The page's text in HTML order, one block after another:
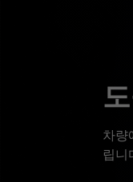
차량
립니